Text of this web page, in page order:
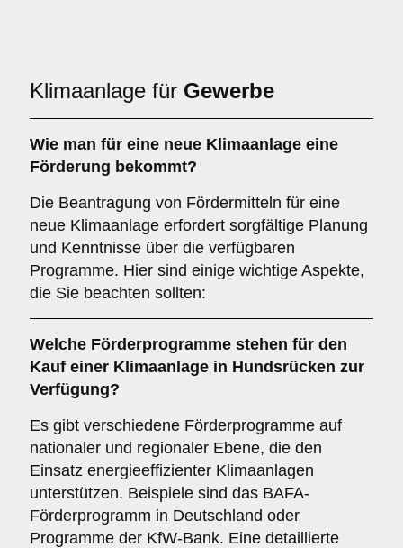
Klimaanlage für Gewerbe
Wie man für eine neue Klimaanlage eine
Förderung bekommt?
Die Beantragung von Fördermitteln für eine
neue Klimaanlage erfordert sorgfältige Planung
und Kenntnisse über die verfügbaren
Programme. Hier sind einige wichtige Aspekte,
die Sie beachten sollten:
Welche Förderprogramme stehen für den
Kauf einer Klimaanlage in Hundsrücken zur
Verfügung?
Es gibt verschiedene Förderprogramme auf
nationaler und regionaler Ebene, die den
Einsatz energieeffizienter Klimaanlagen
unterstützen. Beispiele sind das BAFA-
Förderprogramm in Deutschland oder
Programme der KfW-Bank. Eine detaillierte